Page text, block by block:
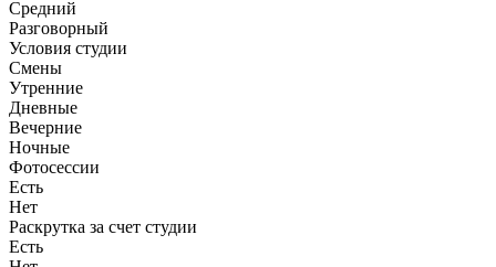
Средний
Разговорный
Условия студии
Смены
Утренние
Дневные
Вечерние
Ночные
Фотосессии
Есть
Нет
Раскрутка за счет студии
Есть